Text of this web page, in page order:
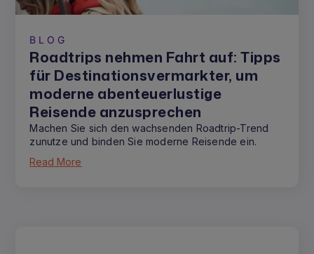
BLOG
Roadtrips nehmen Fahrt auf: Tipps
für Destinationsvermarkter, um
moderne abenteuerlustige
Reisende anzusprechen
Machen Sie sich den wachsenden Roadtrip-Trend
zunutze und binden Sie moderne Reisende ein.
Read More